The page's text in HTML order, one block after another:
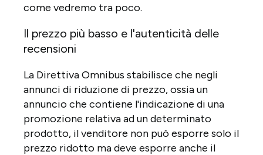
come vedremo tra poco.
Il prezzo più basso e l'autenticità delle
recensioni
La Direttiva Omnibus stabilisce che negli
annunci di riduzione di prezzo, ossia un
annuncio che contiene l'indicazione di una
promozione relativa ad un determinato
prodotto, il venditore non può esporre solo il
prezzo ridotto ma deve esporre anche il